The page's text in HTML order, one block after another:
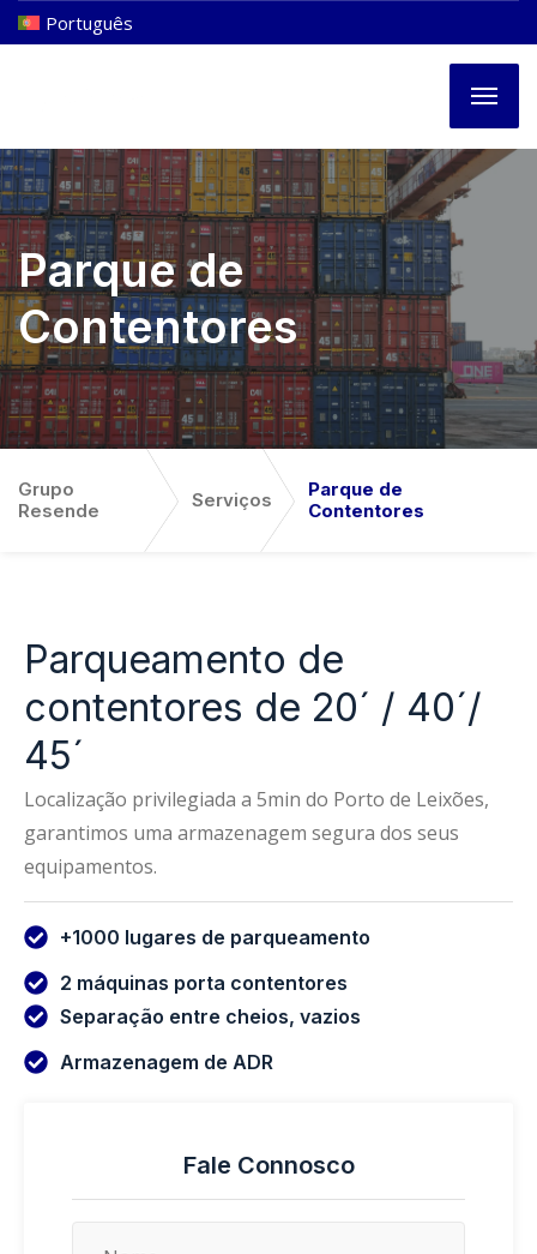
Português
Parque de
Contentores
Grupo
Resende
Serviços
Parque de
Contentores
Parqueamento de
contentores de 20´ / 40´/
45´
Localização privilegiada a 5min do Porto de Leixões,
garantimos uma armazenagem segura dos seus
equipamentos.
+1000 lugares de parqueamento
2 máquinas porta contentores
Separação entre cheios, vazios
Armazenagem de ADR
Fale Connosco